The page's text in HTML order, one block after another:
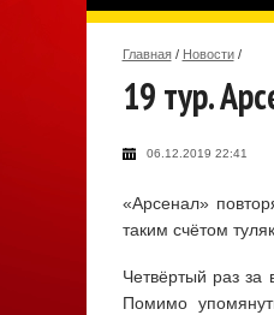
Главная / Новости /
19 тур.
06.12.2019 22:41
«Арсенал»
таким счётом
Четвёртый раз
Помимо